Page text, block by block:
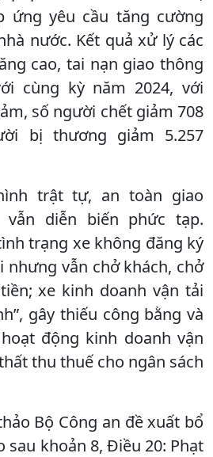
ứng yêu cầu tăng cường
nước. Kết quả xử lý các
cao, tai nạn giao thông
cùng kỳ năm 2024, với
số người chết giảm 708
bị thương giảm 5.257
trật tự, an toàn giao
diễn biến phức tạp.
trạng xe không đăng ký
nhưng vẫn chở khách, chở
xe kinh doanh vận tải
gây thiếu công bằng và
động kinh doanh vận
thu thuế cho ngân sách
Bộ Công an đề xuất bổ
sau khoản 8, Điều 20: Phạt